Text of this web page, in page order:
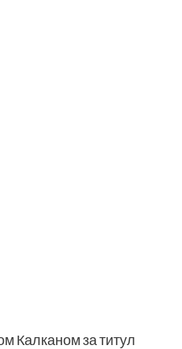
Калканом за титул